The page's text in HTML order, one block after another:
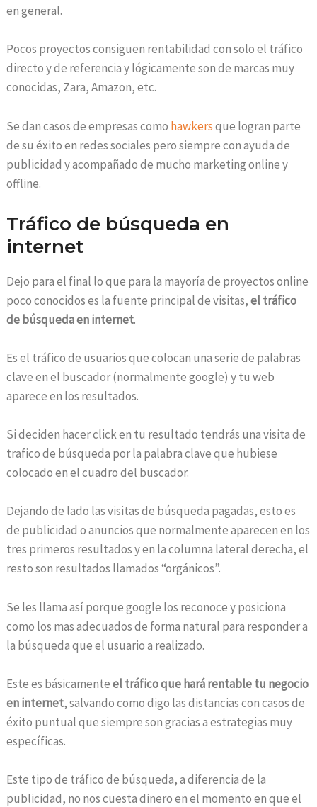
en general.
Pocos proyectos consiguen rentabilidad con solo el tráfico
directo y de referencia y lógicamente son de marcas muy
conocidas, Zara, Amazon, etc.
Se dan casos de empresas como hawkersque logran parte
de su éxito en redes sociales pero siempre con ayuda de
publicidad y acompañado de mucho marketing online y
offline.
Tráfico de búsqueda en
internet
Dejo para el final lo que para la mayoría de proyectos online
poco conocidos es la fuente principal de visitas,el tráfico
de búsqueda en internet.
Es el tráfico de usuarios que colocan una serie de palabras
clave en el buscador (normalmente google) y tu web
aparece en los resultados.
Si deciden hacer click en tu resultado tendrás una visita de
trafico de búsqueda por la palabra clave que hubiese
colocado en el cuadro del buscador.
Dejando de lado las visitas de búsqueda pagadas, esto es
de publicidad o anuncios que normalmente aparecen en los
tres primeros resultados y en la columna lateral derecha, el
resto son resultados llamados “orgánicos”.
Se les llama así porque google los reconoce y posiciona
como los mas adecuados de forma natural para responder a
la búsqueda que el usuario a realizado.
Este es básicamenteel tráfico que hará rentable tu negocio
en internet, salvando como digo las distancias con casos de
éxito puntual que siempre son gracias a estrategias muy
específicas.
Este tipo de tráfico de búsqueda, a diferencia de la
publicidad, no nos cuesta dinero en el momento en que el